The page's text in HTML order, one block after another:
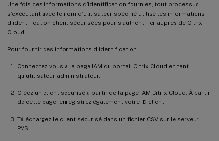
Une fois ces informations d’identification fournies, tout processus
s’exécutant avec le nom d’utilisateur spécifié utilise les informations
d’identification client sécurisées pour s’authentifier auprès de Citrix
Cloud.
Pour fournir ces informations d’identification :
Connectez-vous à la page IAM du portail Citrix Cloud en tant
qu’utilisateur administrateur.
Créez un client sécurisé à partir de la page IAM Citrix Cloud. À partir
de cette page, enregistrez également votre ID client.
Téléchargez le client sécurisé dans un fichier CSV sur le serveur
PVS.